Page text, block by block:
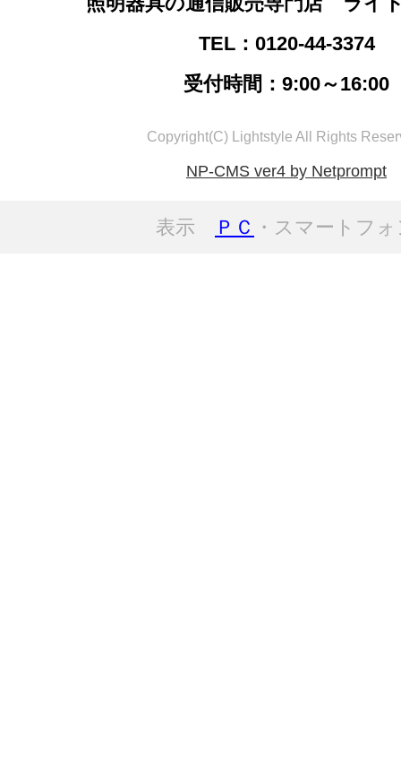
TEL：0120-44-3374
受付時間：9:00～16:00
Copyright(C) Lightstyle All Rights
NP-CMS ver4 by Netprompt
表示 ＰＣ ・スマートフ